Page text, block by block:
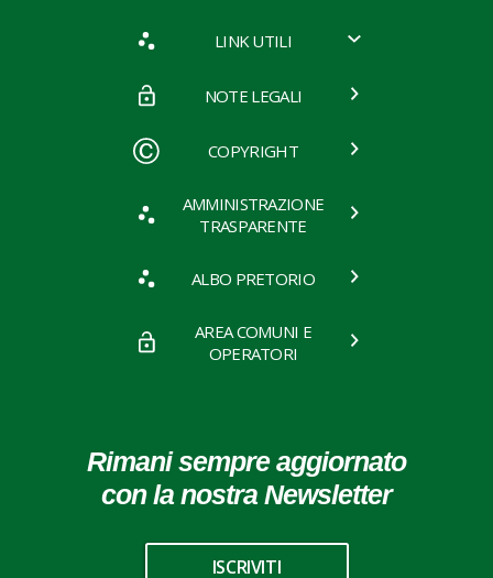
LINK UTILI
NOTE LEGALI
COPYRIGHT
AMMINISTRAZIONE
TRASPARENTE
ALBO PRETORIO
AREA COMUNI E
OPERATORI
Rimani sempre aggiornato
con la nostra Newsletter
ISCRIVITI